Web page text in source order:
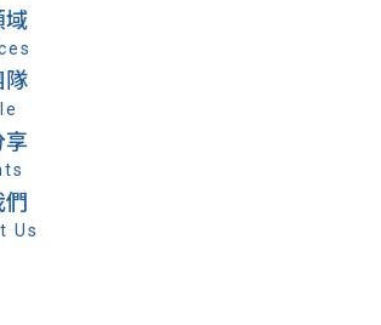
域
隊
Us